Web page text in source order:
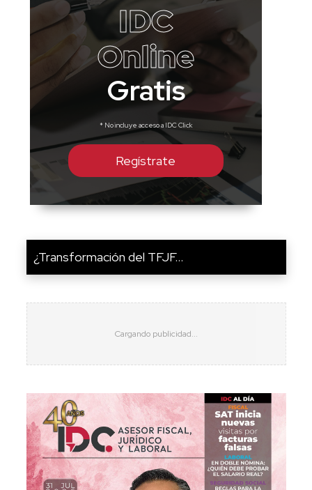
IDC
Online
Gratis
* No incluye acceso a IDC Click
Regístrate
¿Transformación del TFJF...